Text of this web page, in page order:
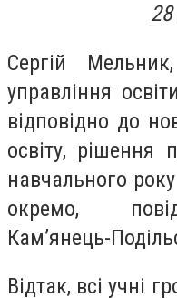
Сергій
управління
відповідно до
освіту, рішення
навчального
окремо, п
Кам’янець-
Відтак, всі учні